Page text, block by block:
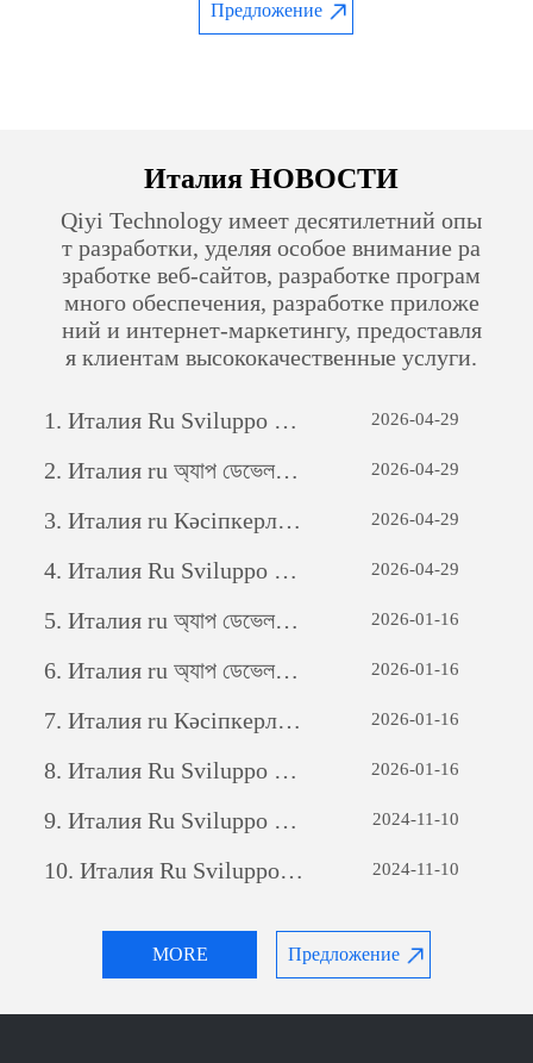
Предложение
Италия НОВОСТИ
Qiyi Technology имеет десятилетний опы
т разработки, уделяя особое внимание ра
зработке веб-сайтов, разработке програм
много обеспечения, разработке приложе
ний и интернет-маркетингу, предоставля
я клиентам высококачественные услуги.
MORE Предложение
1. Италия Ru Sviluppo di siti web per il commercio estero: una guida completa 2026-04-29
2. Италия ru অ্যাপ ডেভেলপমেন্টঃ একটি সফল মোবাইল অ্যাপ্লিকেশন তৈরির যাত্রা 2026-04-29
3. Италия ru Кәсіпкерлік әлеуетті ашу: жеке бағдарламалық қамтамасыз етуді дамытудың күші 2026-04-29
4. Италия Ru Sviluppo di siti web per il commercio estero: una guida completa 2026-04-29
5. Италия ru অ্যাপ ডেভেলপমেন্টঃ একটি সফল মোবাইল অ্যাপ্লিকেশন তৈরির যাত্রা 2026-01-16
6. Италия ru অ্যাপ ডেভেলপমেন্টঃ একটি সফল মোবাইল অ্যাপ্লিকেশন তৈরির যাত্রা 2026-01-16
7. Италия ru Кәсіпкерлік әлеуетті ашу: жеке бағдарламалық қамтамасыз етуді дамытудың күші 2026-01-16
8. Италия Ru Sviluppo di siti web per il commercio estero: una guida completa 2026-01-16
9. Италия Ru Sviluppo di siti web per il commercio estero: una guida completa 2024-11-10
10. Италия Ru Sviluppo di siti web per il commercio estero: una guida completa 2024-11-10